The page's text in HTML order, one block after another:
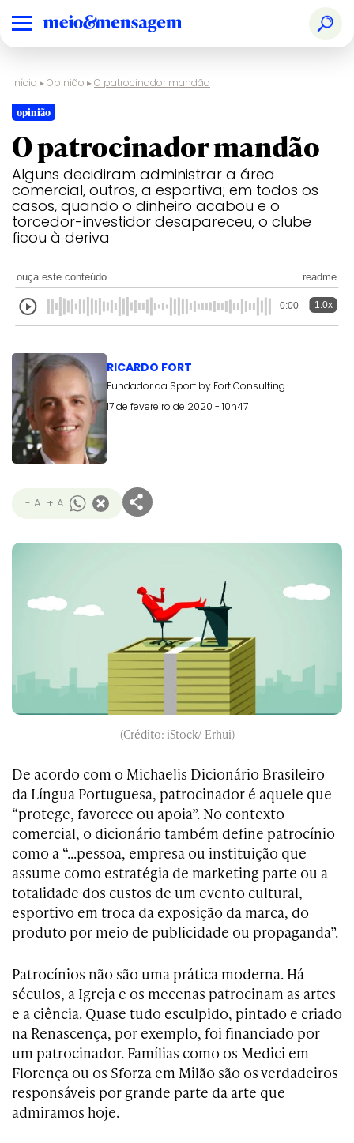
Início ▸Opinião ▸O patrocinador mandão
opinião
O patrocinador mandão
Alguns decidiram administrar a área
comercial, outros, a esportiva; em todos os
casos, quando o dinheiro acabou e o
torcedor-investidor desapareceu, o clube
ficou à deriva
ouça este conteúdo readme
0:00 1.0x
RICARDO FORT
Fundador da Sport by Fort Consulting
17 de fevereiro de 2020 - 10h47
- A + A
(Crédito: iStock/ Erhui)
De acordo com o Michaelis Dicionário Brasileiro
da Língua Portuguesa, patrocinador é aquele que
“protege, favorece ou apoia”. No contexto
comercial, o dicionário também define patrocínio
como a “…pessoa, empresa ou instituição que
assume como estratégia de marketing parte ou a
totalidade dos custos de um evento cultural,
esportivo em troca da exposição da marca, do
produto por meio de publicidade ou propaganda”.
Patrocínios não são uma prática moderna. Há
séculos, a Igreja e os mecenas patrocinam as artes
e a ciência. Quase tudo esculpido, pintado e criado
na Renascença, por exemplo, foi financiado por
um patrocinador. Famílias como os Medici em
Florença ou os Sforza em Milão são os verdadeiros
responsáveis por grande parte da arte que
admiramos hoje.